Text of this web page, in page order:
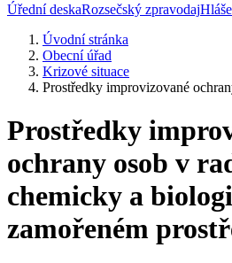
Úřední deskaRozsečský zpravodaj
Úvodní stránka
Obecní úřad
Krizové situace
Prostředky improvizované
Prostředky
ochrany osob v
chemicky a
zamořeném